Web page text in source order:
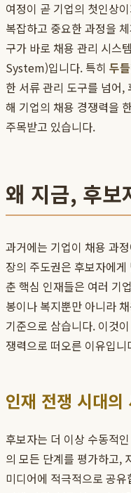
여정이 곧 기업의 첫인상
복잡하고 중요한 과정을
구가 바로 채용 관리 시스
System)입니다. 특히 두
한 서류 관리 도구를 넘어,
해 기업의 채용 경쟁력을
주목받고 있습니다.
왜 지금, 후보
과거에는 기업이 채용 과
장의 주도권은 후보자에
춘 핵심 인재들은 여러 기
봉이나 복지뿐만 아니라
기준으로 삼습니다. 이것
쟁력으로 떠오른 이유입니
인재 전쟁 시대의
후보자는 더 이상 수동적
의 모든 단계를 평가하고,
미디어에 적극적으로 공